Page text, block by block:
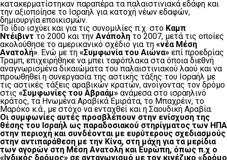
κατακερματίστηκαν παραπέρα τα παλαιστινιακά εδάφη και
την αξιοποίησε το Ισραήλ για κατοχή νέων εδαφών,
δημιουργία εποικισμών.
Το ίδιο ισχύει και για τις συνομιλίες π.χ. στο Καμπ
Ντέιβιντ το 2000 και την Ανάπολη το 2007, μετά τις οποίες
ακολούθησε το αμερικανικό σχέδιο για τη «νέα Μέση
Ανατολή». Ενώ με τη «Συμφωνία του Αιώνα» επί προεδρίας
Τραμπ, επιχειρήθηκε να μπει ταφόπλακα στα όποια διεθνή
αναγνωρισμένα δικαιώματα του παλαιστινιακού λαού και να
προωθηθεί η συνεργασία της αστικής τάξης του Ισραήλ με
τις αστικές τάξεις αραβικών κρατών, ανοίγοντας τον δρόμο
στις «Συμφωνίες του Αβραάμ» ανάμεσα στο ισραηλινό
κράτος, τα Ηνωμένα Αραβικά Εμιράτα, το Μπαχρέιν, το
Μαρόκο κ.ά., με στόχο να ενταχθεί και η Σαουδική Αραβία.
Οι συμφωνίες αυτές προσβλέπουν στην ενίσχυση της
θέσης του Ισραήλ ως παραδοσιακού στηρίγματος των ΗΠΑ
στην περιοχή και συνδέονται με ευρύτερους σχεδιασμούς
στην αντιπαράθεση με την Κίνα, στη μάχη για τα μερίδια
των αγορών στη Μέση Ανατολή και Ευρώπη, όπως π.χ ο
«Ινδικός δρόμος» σε ανταγωνισμό με τον κινέζικο «δρόμο